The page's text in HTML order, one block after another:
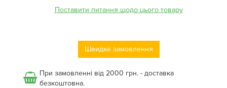
Поставити питання щодо цього товару
Швидке замовлення
При замовленні від 2000 грн. - доставка
безкоштовна.